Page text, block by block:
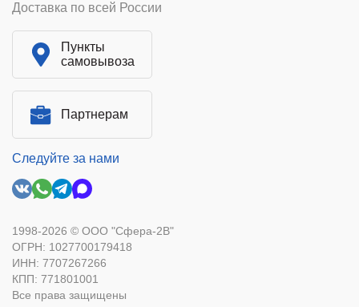
Доставка по всей России
Пункты
самовывоза
Партнерам
Следуйте за нами
1998-2026 © ООО "Сфера-2В"
ОГРН: 1027700179418
ИНН: 7707267266
КПП: 771801001
Все права защищены